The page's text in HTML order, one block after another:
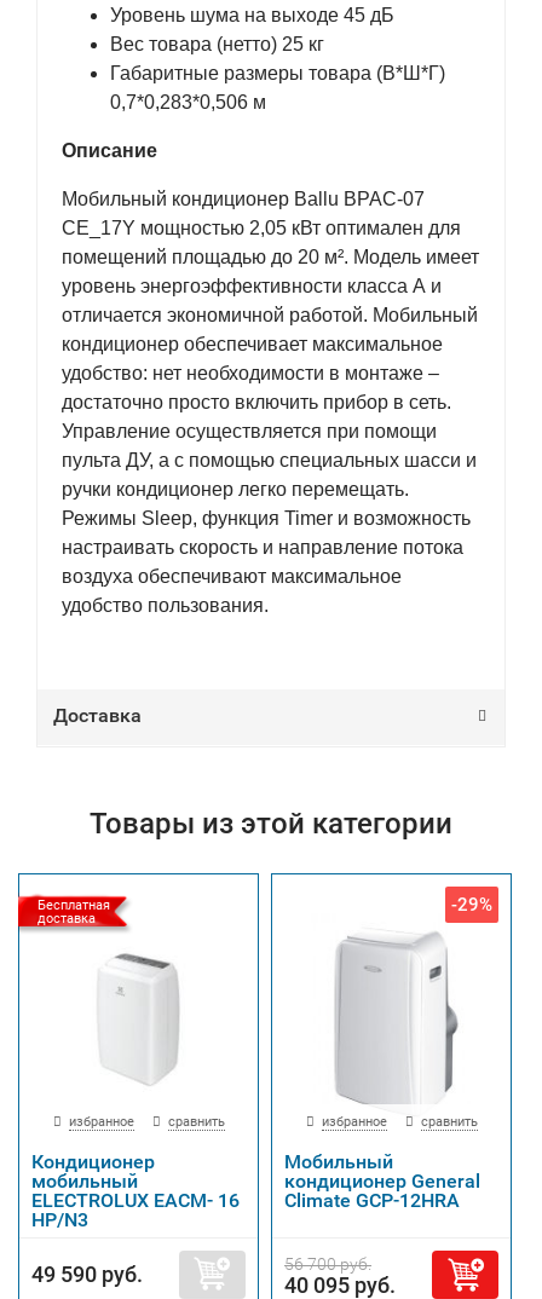
Уровень шума на выходе 45 дБ
Вес товара (нетто) 25 кг
Габаритные размеры товара (В*Ш*Г)
0,7*0,283*0,506 м
Описание
Мобильный кондиционер Ballu BPAC-07
CE_17Y мощностью 2,05 кВт оптимален для
помещений площадью до 20 м². Модель имеет
уровень энергоэффективности класса А и
отличается экономичной работой. Мобильный
кондиционер обеспечивает максимальное
удобство: нет необходимости в монтаже –
достаточно просто включить прибор в сеть.
Управление осуществляется при помощи
пульта ДУ, а с помощью специальных шасси и
ручки кондиционер легко перемещать.
Режимы Sleep, функция Timer и возможность
настраивать скорость и направление потока
воздуха обеспечивают максимальное
удобство пользования.
Доставка
Товары из этой категории
Бесплатная
доставка
избранное сравнить
Кондиционер
мобильный
ELECTROLUX EACM- 16
НP/N3
49 590 руб.
-29%
избранное сравнить
Мобильный
кондиционер General
Climate GCP-12HRA
56 700 руб.
40 095 руб.